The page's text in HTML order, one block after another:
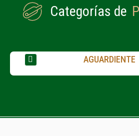
Categorías de
AGUARDIENTE